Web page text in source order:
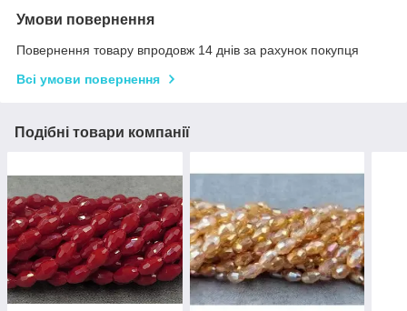
Умови повернення
Повернення товару впродовж 14 днів за рахунок покупця
Всі умови повернення
Подібні товари компанії